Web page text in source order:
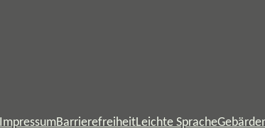
ImpressumBarrierefreiheitLeichte Sprache